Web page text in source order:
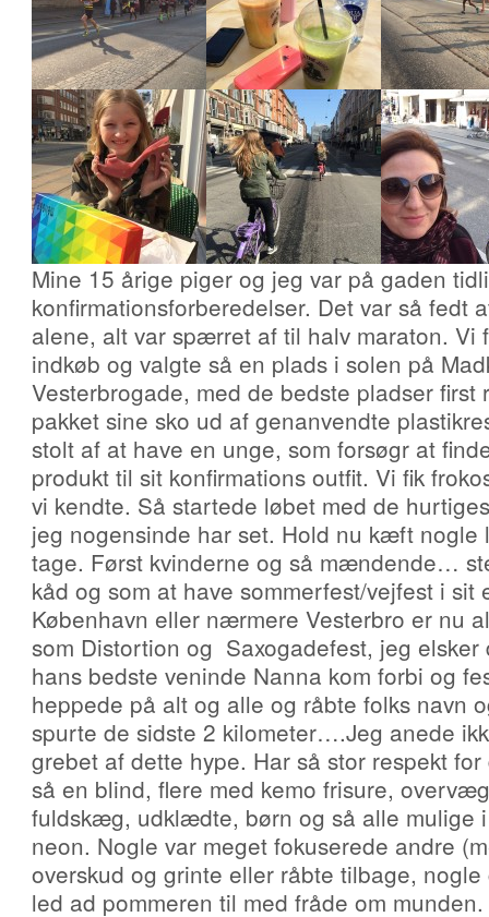
Mine 15 årige piger og jeg var på gaden
konfirmationsforberedelser. Det var så fedt
alene, alt var spærret af til halv maraton. Vi
indkøb og valgte så en plads i solen på
Vesterbrogade, med de bedste pladser first
pakket sine sko ud af genanvendte
stolt af at have en unge, som forsøgr at
produkt til sit konfirmations outfit. Vi fik
vi kendte. Så startede løbet med de
jeg nogensinde har set. Hold nu kæft nogle
tage. Først kvinderne og så mændende…
kåd og som at have sommerfest/vejfest i sit
København eller nærmere Vesterbro er nu
som Distortion og Saxogadefest, jeg elsker
hans bedste veninde Nanna kom forbi og
heppede på alt og alle og råbte folks navn
spurte de sidste 2 kilometer….Jeg anede
grebet af dette hype. Har så stor respekt
så en blind, flere med kemo frisure,
fuldskæg, udklædte, børn og så alle mulige
neon. Nogle var meget fokuserede andre
overskud og grinte eller råbte tilbage,
led ad pommeren til med fråde om